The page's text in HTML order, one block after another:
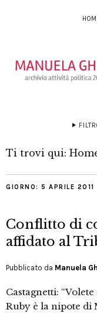
Ti trovi qui:
GIORNO: 5 APRILE 2011
Conflitto di
affidato al
Pubblicato da Manuela
Castagnetti:
Ruby è la nipote di